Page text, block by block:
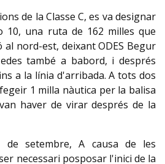
de la Classe C, es va designar
10, una ruta de 162 milles que
al nord-est, deixant ODES Begur
també a babord, i després
a la línia d'arribada. A tots dos
1 milla nàutica per la balisa
haver de virar després de la
de setembre, A causa de les
necessari posposar l'inici de la